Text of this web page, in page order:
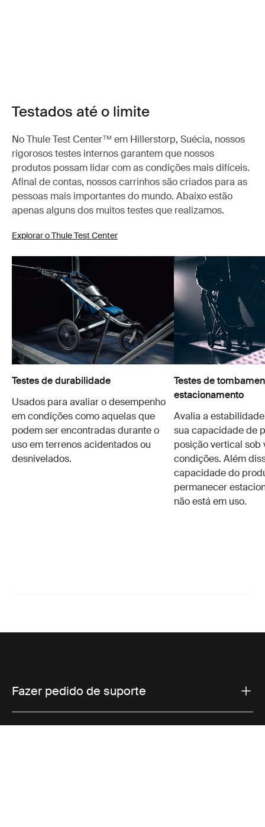
Testados até o limite
No Thule Test Center™ em Hillerstorp, Suécia, nossos
rigorosos testes internos garantem que nossos
produtos possam lidar com as condições mais difíceis.
Afinal de contas, nossos carrinhos são criados para as
pessoas mais importantes do mundo. Abaixo estão
apenas alguns dos muitos testes que realizamos.
Explorar o Thule Test Center
Testes de durabilidade
Usados para avaliar o desempenho
em condições como aquelas que
podem ser encontradas durante o
uso em terrenos acidentados ou
desnivelados.
Testes de
estacionamento
Avalia a
sua capacidade de
posição vertical sob
condições. Além
capacidade do
permanecer
não está em uso.
Fazer pedido de suporte